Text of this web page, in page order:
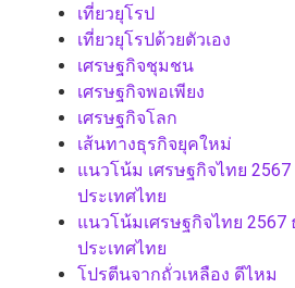
เที่ยวยุโรป
เที่ยวยุโรปด้วยตัวเอง
เศรษฐกิจชุมชน
เศรษฐกิจพอเพียง
เศรษฐกิจโลก
เส้นทางธุรกิจยุคใหม่
แนวโน้ม เศรษฐกิจไทย
ประเทศไทย
แนวโน้มเศรษฐกิจไทย 2567
ประเทศไทย
โปรตีนจากถั่วเหลือง ดีไหม